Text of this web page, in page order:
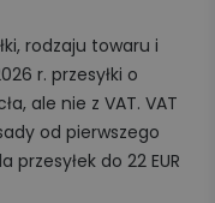
rodzaju towaru i
r. przesyłki o
ale nie z VAT. VAT
od pierwszego
do 22 EUR